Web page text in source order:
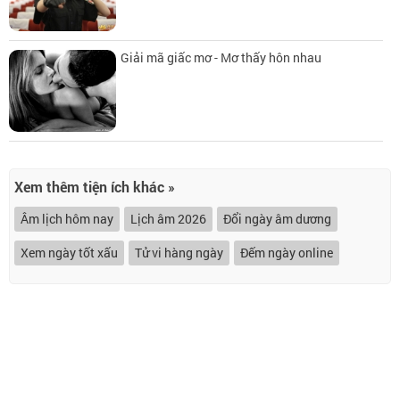
Giải mã giấc mơ - Mơ thấy hôn nhau
Xem thêm tiện ích khác »
Âm lịch hôm nay Lịch âm 2026
Đổi ngày âm dương
Xem ngày tốt xấu
Tử vi hàng ngày Đếm ngày online